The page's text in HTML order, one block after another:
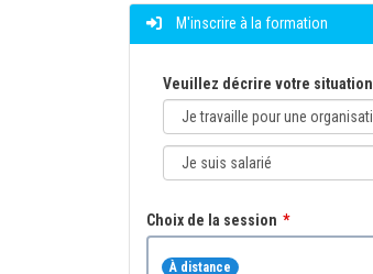
M'inscrire à la formation
Veuillez décrire votre situation
Choix de la session
À distance